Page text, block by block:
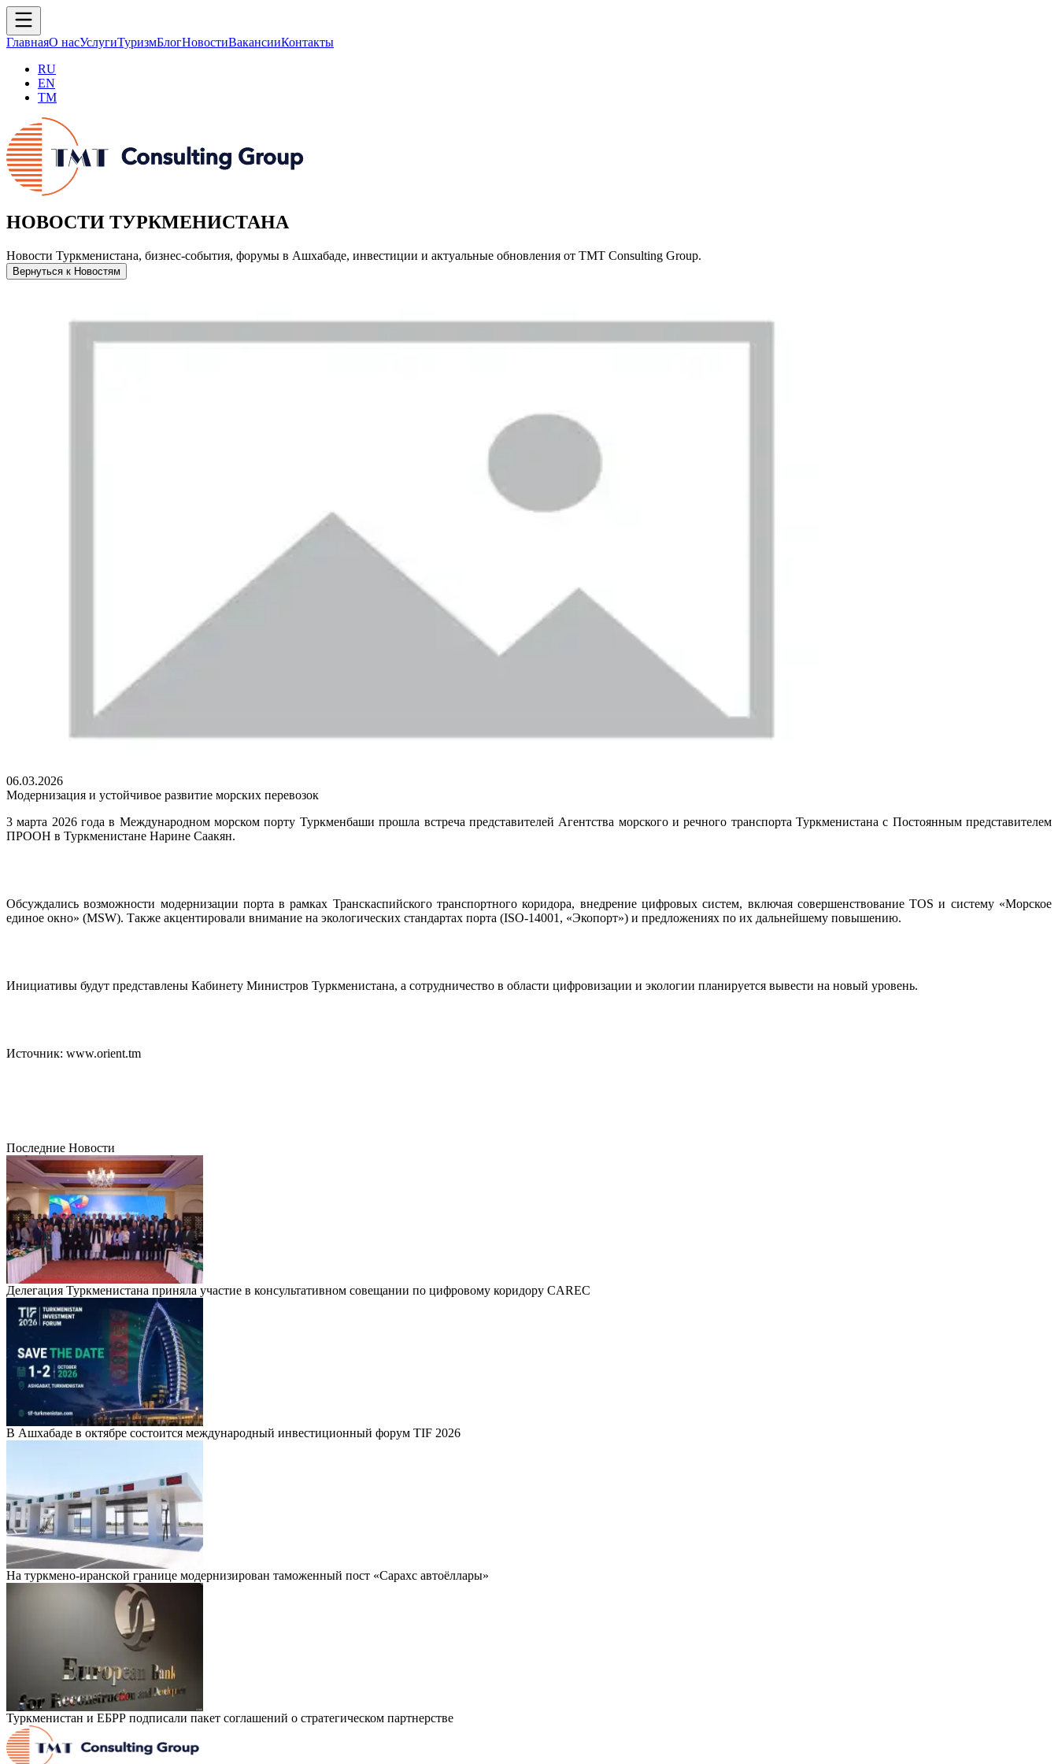
ГлавнаяО насУслугиТуризмБлогНовостиВакансииКонтакты
RU
EN
TM
НОВОСТИ ТУРКМЕНИСТАНА
Новости Туркменистана, бизнес-события, форумы в Ашхабаде, инвестиции и актуальные обновления от TMT Consulting Group.
Вернуться к Новостям
06.03.2026
Модернизация и устойчивое развитие морских перевозок
3 марта 2026 года в Международном морском порту Туркменбаши прошла встреча представителей Агентства морского и речного транспорта Туркменистана с Постоянным представителем
ПРООН в Туркменистане Нарине Саакян.
Обсуждались возможности модернизации порта в рамках Транскаспийского транспортного коридора, внедрение цифровых систем, включая совершенствование TOS и систему «Морское
единое окно» (MSW). Также акцентировали внимание на экологических стандартах порта (ISO-14001, «Экопорт») и предложениях по их дальнейшему повышению.
Инициативы будут представлены Кабинету Министров Туркменистана, а сотрудничество в области цифровизации и экологии планируется вывести на новый уровень.
Источник: www.orient.tm
Последние Новости
Делегация Туркменистана приняла участие в консультативном совещании по цифровому коридору CAREC
В Ашхабаде в октябре состоится международный инвестиционный форум TIF 2026
На туркмено-иранской границе модернизирован таможенный пост «Сарахс автоёллары»
Туркменистан и ЕБРР подписали пакет соглашений о стратегическом партнерстве